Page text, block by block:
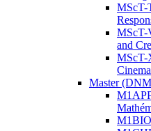
MScT-
MScT-
and
MScT-
Master